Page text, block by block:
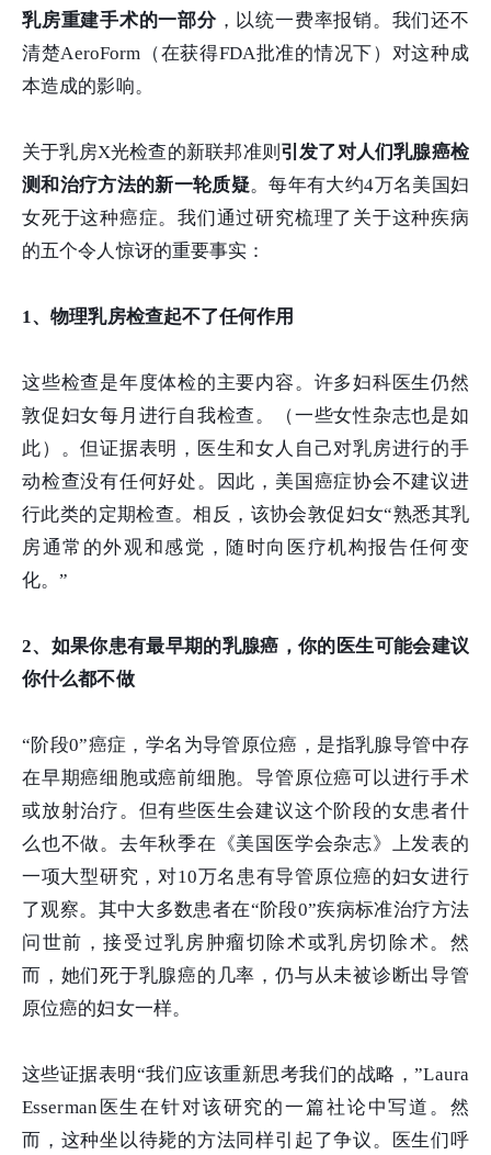
乳房重建手术的一部分 ，以统一费率报销。我们还不
清楚AeroForm（在获得FDA批准的情况下）对这种成
本造成的影响。
关于乳房X光检查的新联邦准则 引发了对人们乳腺癌检
测和治疗方法的新一轮质疑。每年有大约4万名美国妇
女死于这种癌症。我们通过研究梳理了关于这种疾病
的五个令人惊讶的重要事实：
1、物理乳房检查起不了任何作用
这些检查是年度体检的主要内容。许多妇科医生仍然
敦促妇女每月进行自我检查。（一些女性杂志也是如
此）。但证据表明，医生和女人自己对乳房进行的手
动检查没有任何好处。因此，美国癌症协会不建议进
行此类的定期检查。相反，该协会敦促妇女“熟悉其乳
房通常的外观和感觉，随时向医疗机构报告任何变
化。”
2、如果你患有最早期的乳腺癌，你的医生可能会建议
你什么都不做
“阶段0”癌症，学名为导管原位癌，是指乳腺导管中存
在早期癌细胞或癌前细胞。导管原位癌可以进行手术
或放射治疗。但有些医生会建议这个阶段的女患者什
么也不做。去年秋季在《美国医学会杂志》上发表的
一项大型研究，对10万名患有导管原位癌的妇女进行
了观察。其中大多数患者在“阶段0”疾病标准治疗方法
问世前，接受过乳房肿瘤切除术或乳房切除术。然
而，她们死于乳腺癌的几率，仍与从未被诊断出导管
原位癌的妇女一样。
这些证据表明“我们应该重新思考我们的战略，”Laura
Esserman医生在针对该研究的一篇社论中写道。然
而，这种坐以待毙的方法同样引起了争议。医生们呼